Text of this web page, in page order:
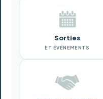
Sorties
ET ÉVÉNEMENTS